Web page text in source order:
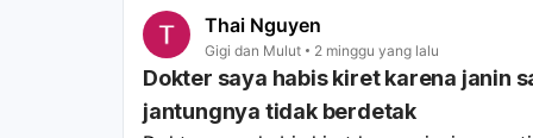
cukup; dan bisa berkumur air
cocok. Jika sariawan tidak sembuh
kambuh, atau disertai demam/
Thai Nguyen
Gigi dan Mulut 2 minggu yang lalu
Dokter saya habis kiret karena janin
jantungnya tidak berdetak